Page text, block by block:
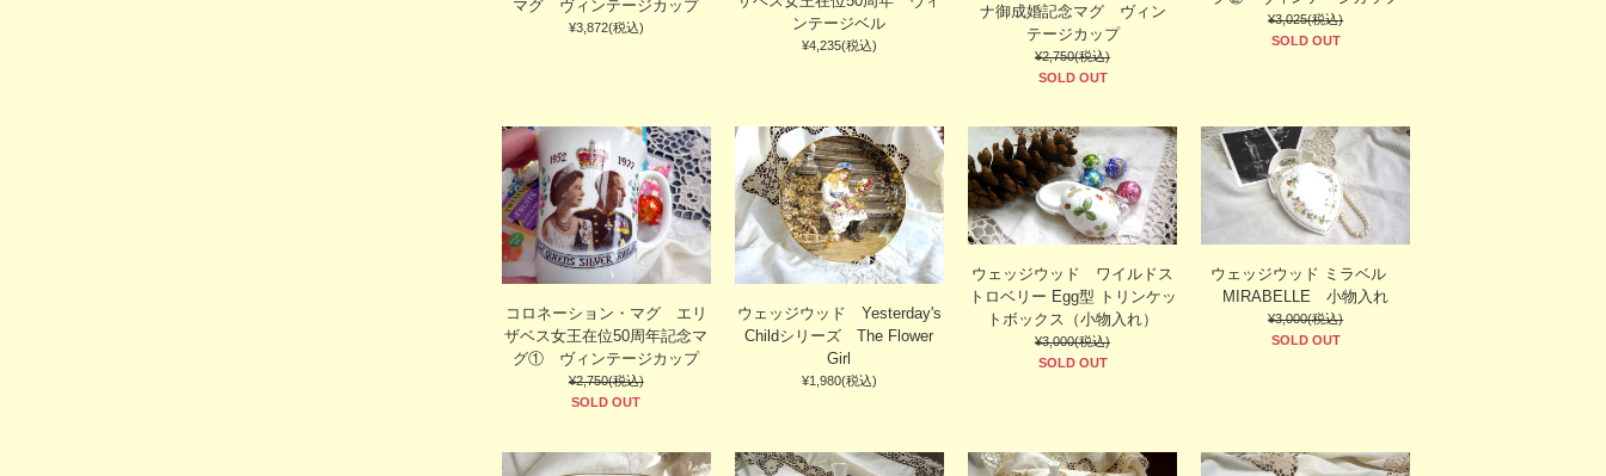
マグ ヴィンテージカップ
¥3,872(税込)
ンテージベル
¥4,235(税込)
ナ御成婚記念マグ ヴィン
テージカップ
¥2,750(税込)
SOLD OUT
¥3,025(税込)
SOLD OUT
コロネーション・マグ エリ
ザベス女王在位50周年記念マ
グ① ヴィンテージカップ
¥2,750(税込)
SOLD OUT
ウェッジウッド Yesterday's
Childシリーズ The Flower
Girl
¥1,980(税込)
ウェッジウッド ワイルドス
トロベリー Egg型 トリンケッ
トボックス（小物入れ）
¥3,000(税込)
SOLD OUT
ウェッジウッド ミラベル
MIRABELLE 小物入れ
¥3,000(税込)
SOLD OUT